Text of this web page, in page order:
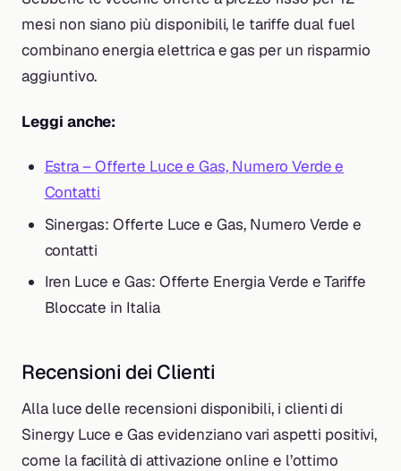
mesi non siano più disponibili, le tariffe dual fuel
combinano energia elettrica e gas per un risparmio
aggiuntivo.
Leggi anche:
Estra – Offerte Luce e Gas, Numero Verde e
Contatti
Sinergas: Offerte Luce e Gas, Numero Verde e
contatti
Iren Luce e Gas: Offerte Energia Verde e Tariffe
Bloccate in Italia
Recensioni dei Clienti
Alla luce delle recensioni disponibili, i clienti di
Sinergy Luce e Gas evidenziano vari aspetti positivi,
come la facilità di attivazione online e l’ottimo